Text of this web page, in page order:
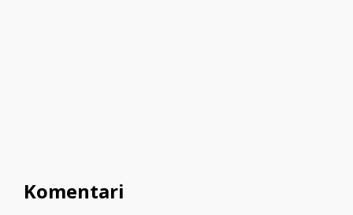
Komentari